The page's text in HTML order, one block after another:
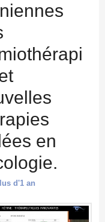
en
d'1 an